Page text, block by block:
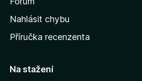
k
u
t
Nahlásit chybu
Příručka recenzenta
Na stažení